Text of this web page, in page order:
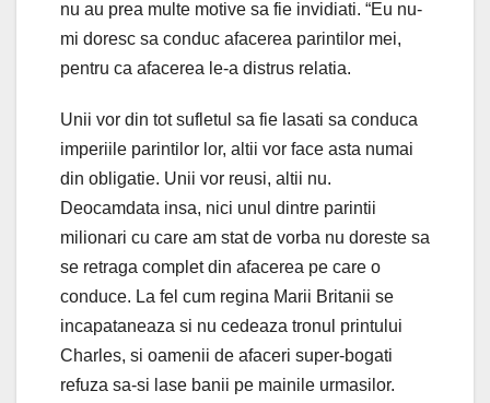
nu au prea multe motive sa fie invidiati. “Eu nu-
mi doresc sa conduc afacerea parintilor mei,
pentru ca afacerea le-a distrus relatia.
Unii vor din tot sufletul sa fie lasati sa conduca
imperiile parintilor lor, altii vor face asta numai
din obligatie. Unii vor reusi, altii nu.
Deocamdata insa, nici unul dintre parintii
milionari cu care am stat de vorba nu doreste sa
se retraga complet din afacerea pe care o
conduce. La fel cum regina Marii Britanii se
incapataneaza si nu cedeaza tronul printului
Charles, si oamenii de afaceri super-bogati
refuza sa-si lase banii pe mainile urmasilor.